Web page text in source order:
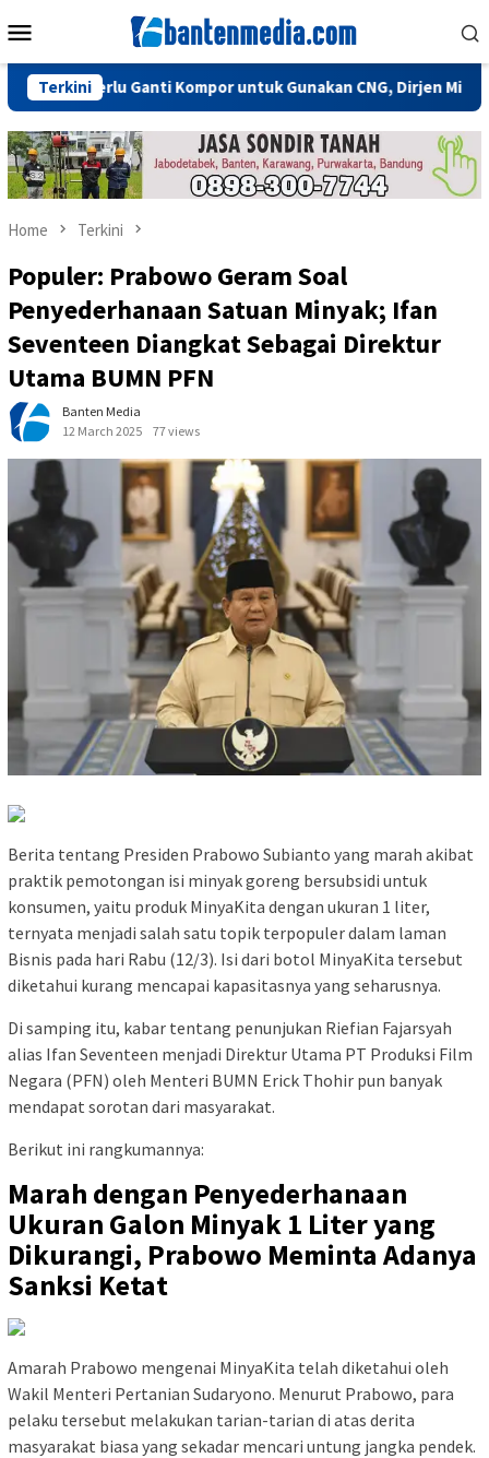
to
Menu
Terkini
Perlu Ganti Kompor untuk Gunakan CNG, Dirjen Migas: Cukup
Home Terkini
Populer: Prabowo Geram Soal
Penyederhanaan Satuan Minyak; Ifan
Seventeen Diangkat Sebagai Direktur
Utama BUMN PFN
Banten Media
12 March 2025
77 views
Berita tentang Presiden Prabowo Subianto yang marah akibat
praktik pemotongan isi minyak goreng bersubsidi untuk
konsumen, yaitu produk MinyaKita dengan ukuran 1 liter,
ternyata menjadi salah satu topik terpopuler dalam laman
Bisnis pada hari Rabu (12/3). Isi dari botol MinyaKita tersebut
diketahui kurang mencapai kapasitasnya yang seharusnya.
Di samping itu, kabar tentang penunjukan Riefian Fajarsyah
alias Ifan Seventeen menjadi Direktur Utama PT Produksi Film
Negara (PFN) oleh Menteri BUMN Erick Thohir pun banyak
mendapat sorotan dari masyarakat.
Berikut ini rangkumannya:
Marah dengan Penyederhanaan
Ukuran Galon Minyak 1 Liter yang
Dikurangi, Prabowo Meminta Adanya
Sanksi Ketat
Amarah Prabowo mengenai MinyaKita telah diketahui oleh
Wakil Menteri Pertanian Sudaryono. Menurut Prabowo, para
pelaku tersebut melakukan tarian-tarian di atas derita
masyarakat biasa yang sekadar mencari untung jangka pendek.